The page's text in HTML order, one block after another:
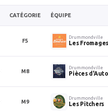
CATÉGORIE ÉQUIPE
F5
Drummondville
Les
M8
Drummondville
Pièces
M9
Drummondville
Les Pitchers